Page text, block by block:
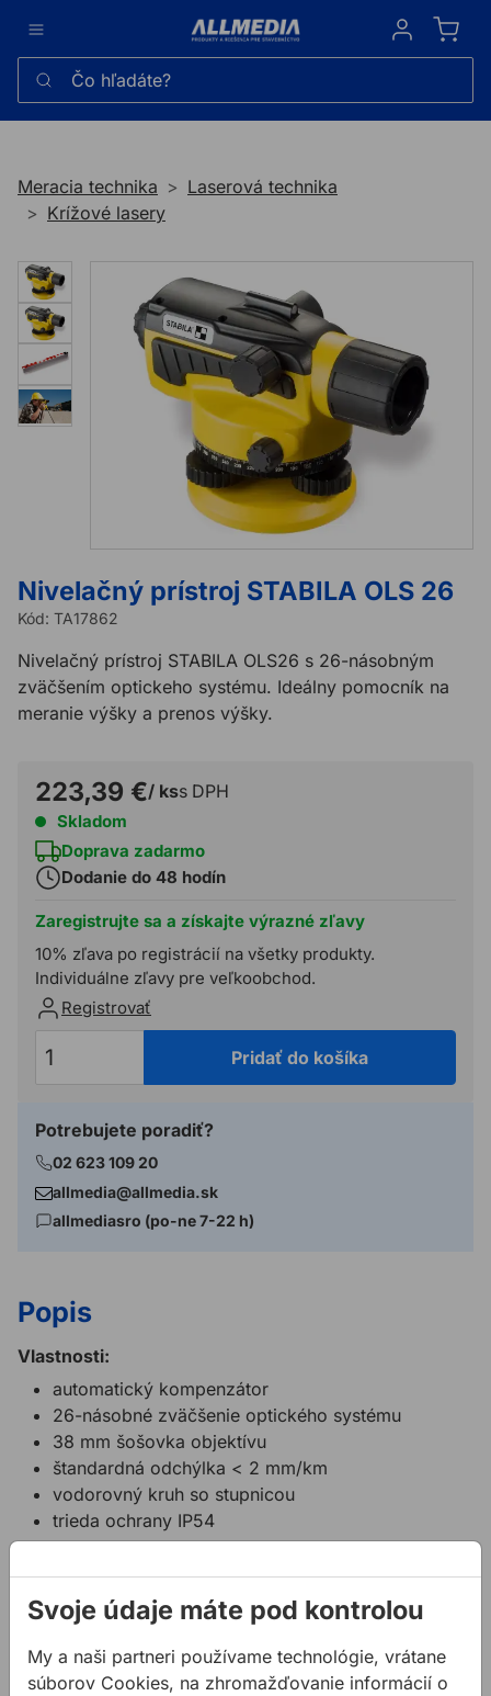
Sign in
Čo hľadáte?
Meracia technika
Laserová technika
Krížové lasery
Nivelačný prístroj STABILA OLS 26
Kód: TA17862
Nivelačný prístroj STABILA OLS26 s 26-násobným
zväčšením optickeho systému. Ideálny pomocník na
meranie výšky a prenos výšky.
223,39 €/ kss DPH
Skladom
Doprava zadarmo
Dodanie do 48 hodín
Zaregistrujte sa a získajte výrazné zľavy
10% zľava po registrácií na všetky produkty.
Individuálne zľavy pre veľkoobchod.
Registrovať
Pridať do košíka
Potrebujete poradiť?
02 623 109 20
allmedia@allmedia.sk
allmediasro (po-ne 7-22 h)
Popis
Vlastnosti:
automatický kompenzátor
26-násobné zväčšenie optického systému
38 mm šošovka objektívu
štandardná odchýlka < 2 mm/km
vodorovný kruh so stupnicou
trieda ochrany IP54
pozemné práce
murárske práce
železobetonové konštrukcie
Svoje údaje máte pod kontrolou
My a naši partneri používame technológie, vrátane
súborov Cookies, na zhromažďovanie informácií o